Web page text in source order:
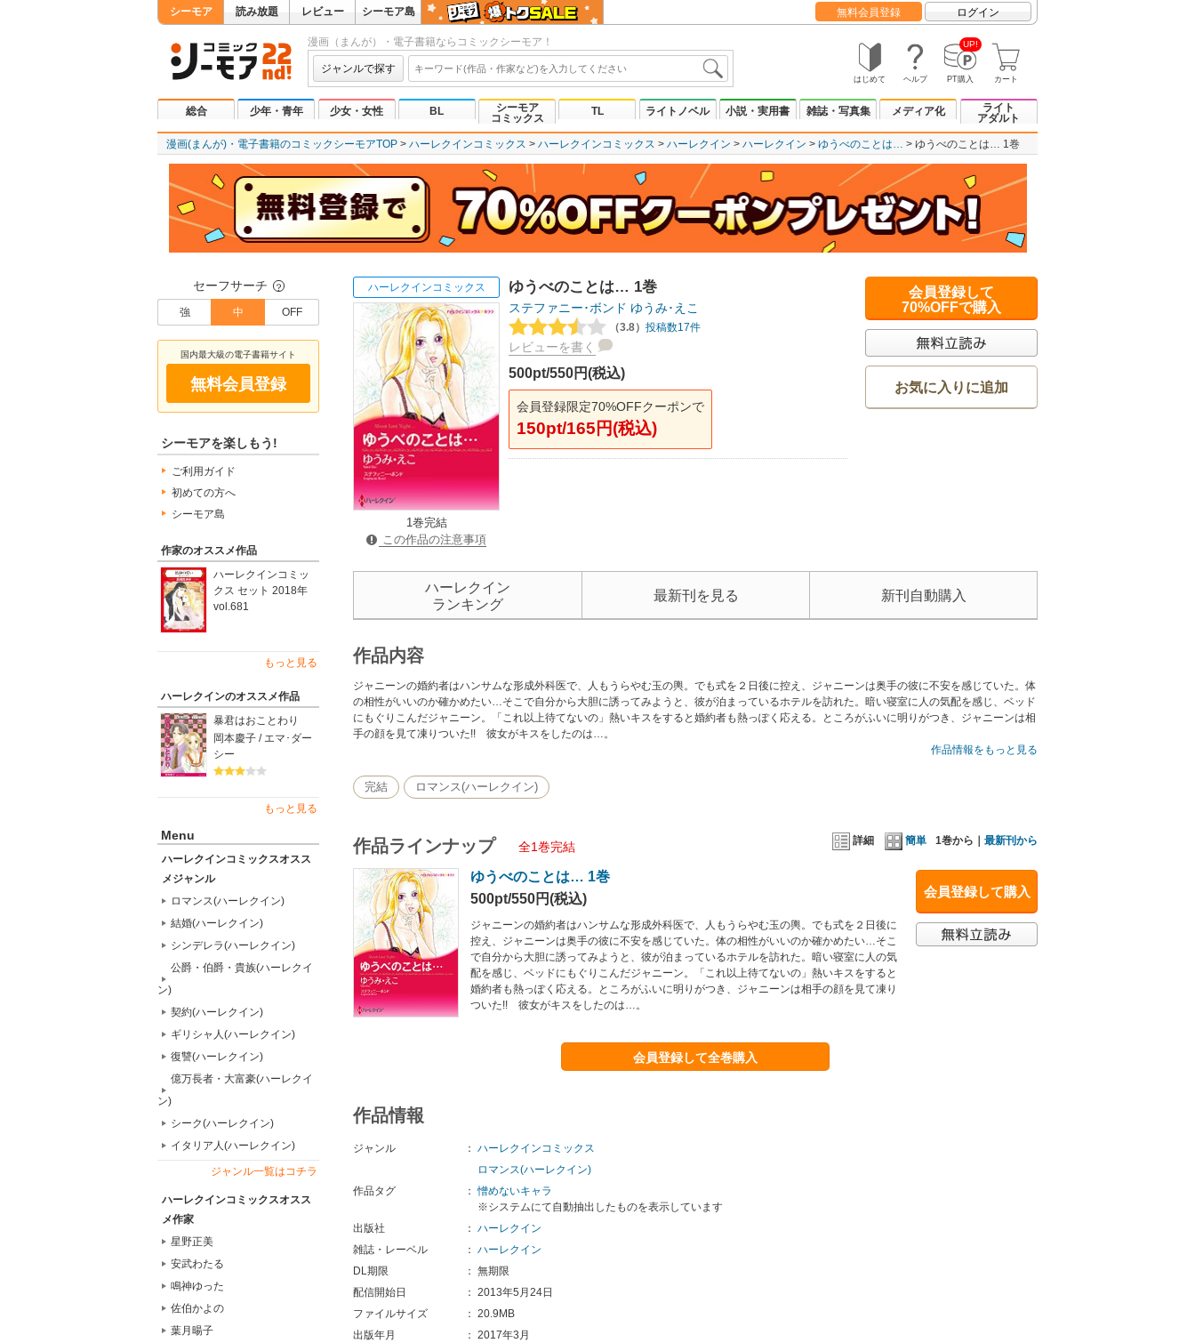
シーモア 読み放題 レビュー シーモア島 無料会員登録 ログイン
漫画（まんが）・電子書籍ならコミックシーモア！
ジャンルで探す
はじめて ヘルプ
UP!
PT購入 カート
総合 少年・青年 少女・女性 BL
シーモア
コミックス
TL ライトノベル 小説・実用書 雑誌・写真集 メディア化
ライト
アダルト
漫画(まんが)・電子書籍のコミックシーモアTOP ハーレクインコミックス ハーレクインコミックス ハーレクイン ハーレクイン ゆうべのことは… ゆうべのことは… 1巻
セーフサーチ ？
強 中 OFF
国内最大級の電子書籍サイト
無料会員登録
シーモアを楽しもう!
ご利用ガイド
初めての方へ
シーモア島
作家のオススメ作品
ハーレクインコミッ
クス セット 2018年
vol.681
もっと見る
ハーレクインのオススメ作品
暴君はおことわり
岡本慶子 / エマ･ダー
シー
もっと見る
Menu
ハーレクインコミックスオスス
メジャンル
ロマンス(ハーレクイン)
結婚(ハーレクイン)
シンデレラ(ハーレクイン)
公爵・伯爵・貴族(ハーレクイ
ン)
契約(ハーレクイン)
ギリシャ人(ハーレクイン)
復讐(ハーレクイン)
億万長者・大富豪(ハーレクイ
ン)
シーク(ハーレクイン)
イタリア人(ハーレクイン)
ジャンル一覧はコチラ
ハーレクインコミックスオスス
メ作家
星野正美
安武わたる
鳴神ゆった
佐伯かよの
葉月暘子
ハーレクインコミックス
1巻完結
この作品の注意事項
ゆうべのことは… 1巻
ステファニー･ボンド ゆうみ･えこ
（3.8） 投稿数17件
レビューを書く
500pt/550円(税込)
会員登録限定70%OFFクーポンで
150pt/165円(税込)
会員登録して
70%OFFで購入
お気に入りに追加
ハーレクイン
ランキング
最新刊を見る 新刊自動購入
作品内容
ジャニーンの婚約者はハンサムな形成外科医で、人もうらやむ玉の輿。でも式を２日後に控え、ジャニーンは奥手の彼に不安を感じていた。体
の相性がいいのか確かめたい…そこで自分から大胆に誘ってみようと、彼が泊まっているホテルを訪れた。暗い寝室に人の気配を感じ、ベッド
にもぐりこんだジャニーン。「これ以上待てないの」熱いキスをすると婚約者も熱っぽく応える。ところがふいに明りがつき、ジャニーンは相
手の顔を見て凍りついた!! 彼女がキスをしたのは…。
作品情報をもっと見る
完結 ロマンス(ハーレクイン)
詳細 簡単 1巻から｜ 最新刊から
作品ラインナップ 全1巻完結
会員登録して購入
ゆうべのことは… 1巻
500pt/550円(税込)
ジャニーンの婚約者はハンサムな形成外科医で、人もうらやむ玉の輿。でも式を２日後に
控え、ジャニーンは奥手の彼に不安を感じていた。体の相性がいいのか確かめたい…そこ
で自分から大胆に誘ってみようと、彼が泊まっているホテルを訪れた。暗い寝室に人の気
配を感じ、ベッドにもぐりこんだジャニーン。「これ以上待てないの」熱いキスをすると
婚約者も熱っぽく応える。ところがふいに明りがつき、ジャニーンは相手の顔を見て凍り
ついた!! 彼女がキスをしたのは…。
会員登録して全巻購入
作品情報
ジャンル ： ハーレクインコミックス
ロマンス(ハーレクイン)
作品タグ
： 憎めないキャラ
※システムにて自動抽出したものを表示しています
出版社
： ハーレクイン
雑誌・レーベル
： ハーレクイン
DL期限
： 無期限
配信開始日
： 2013年5月24日
ファイルサイズ
： 20.9MB
出版年月
： 2017年3月